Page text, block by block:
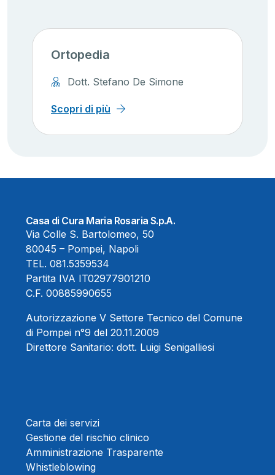
Ortopedia
Dott. Stefano De Simone
Scopri di più
Casa di Cura Maria Rosaria S.p.A.
Via Colle S. Bartolomeo, 50
80045 – Pompei, Napoli
TEL. 081.5359534
Partita IVA IT02977901210
C.F. 00885990655
Autorizzazione V Settore Tecnico del Comune
di Pompei n°9 del 20.11.2009
Direttore Sanitario: dott. Luigi Senigalliesi
Carta dei servizi
Gestione del rischio clinico
Amministrazione Trasparente
Whistleblowing